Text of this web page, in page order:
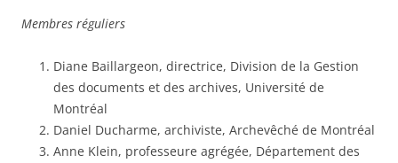
Membres réguliers
Diane Baillargeon, directrice, Division de la Gestion
des documents et des archives, Université de
Montréal
Daniel Ducharme, archiviste, Archevêché de Montréal
Anne Klein, professeure agrégée, Département des